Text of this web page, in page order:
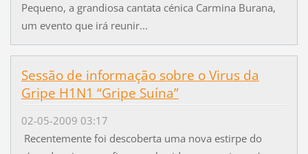
Pequeno, a grandiosa cantata cénica Carmina Burana,
um evento que irá reunir...
Sessão de informação sobre o Virus da
Gripe H1N1 “Gripe Suína”
02-05-2009 03:17
Recentemente foi descoberta uma nova estirpe do